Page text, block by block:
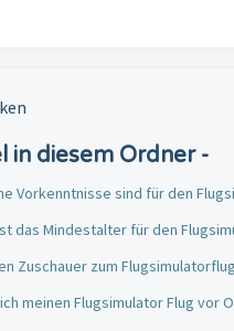
in diesem Ordner -
Vorkenntnisse sind für den
das Mindestalter für den
Zuschauer zum
meinen Flugsimulator Flug vor